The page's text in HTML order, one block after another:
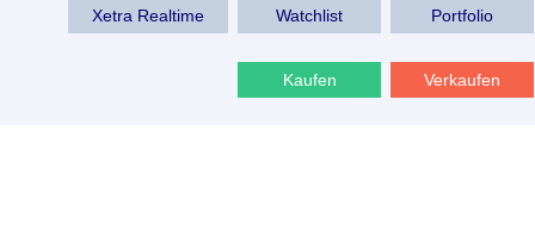
Xetra Realtime Watchlist Portfolio
Kaufen Verkaufen